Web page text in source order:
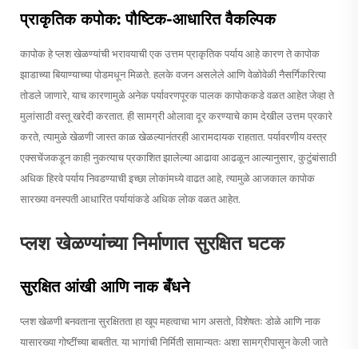
प्राकृतिक कपोक: पौष्टिक-आधारित वैकल्पिक
कापोक हे प्लश खेळण्यांची भरावयाची एक उत्तम प्राकृतिक पर्याय आहे कारण ते कापोक
झाडाच्या बियाण्याच्या पोडमधून मिळते. हलके वजन असलेले आणि वेळोवेळी नैसर्गिकरित्या
तोडले जाणारे, याच कारणामुळे अनेक पर्यावरणपूरक पालक कापोककडे वळत आहेत जेव्हा ते
मुलांसाठी वस्तू खरेदी करतात. ही सामग्री ओलावा दूर करण्याचे काम देखील उत्तम प्रकारे
करते, त्यामुळे खेळणी जास्त काळ खेळल्यानंतरही आरामदायक राहतात. पर्यावरणीय वस्त्र
एक्सचेंजकडून काही नुकत्याच प्रकाशित झालेल्या आढावा आढळून आल्यानुसार, कुटुंबांसाठी
अधिक हिरवे पर्याय निवडण्याची इच्छा लोकांमध्ये वाढत आहे, त्यामुळे आजकाल कापोक
सारख्या वनस्पती आधारित पर्यायांकडे अधिक लोक वळत आहेत.
प्लश खेळण्यांच्या निर्माणात सुरक्षित घटक
सुरक्षित आंखी आणि नाक बँधने
प्लश खेळणी बनवताना सुरक्षितता हा खूप महत्वाचा भाग असतो, विशेषतः डोळे आणि नाक
यासारख्या गोष्टींच्या बाबतीत. या भागांची निर्मिती सामान्यतः अशा सामग्रीपासून केली जाते